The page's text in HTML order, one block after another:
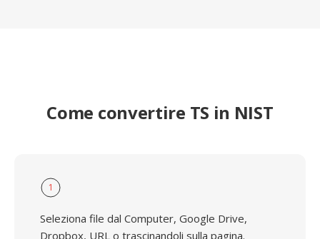
Come convertire TS in NIST
1
Seleziona file dal Computer, Google Drive,
Dropbox, URL o trascinandoli sulla pagina.